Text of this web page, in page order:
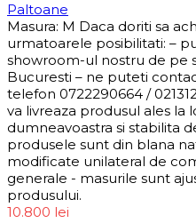
Paltoane
Masura: M Daca doriti sa
urmatoarele posibilitati: –
showroom-ul nostru de pe
Bucuresti – ne puteti
telefon 0722290664 /
va livreaza produsul ales la
dumneavoastra si stabilita
produsele sunt din blana
modificate unilateral de
generale - masurile sunt
produsului.
10.800 lei